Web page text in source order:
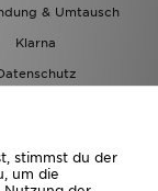
& Umtausch
Klarna
stimmst du der
um die